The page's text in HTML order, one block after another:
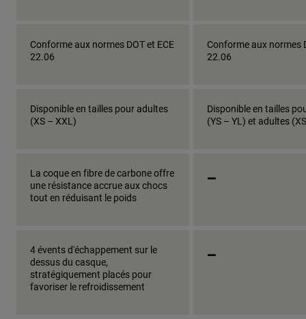
Conforme aux normes DOT et ECE
22.06
Conforme aux normes
22.06
Disponible en tailles pour adultes
(XS – XXL)
Disponible en tailles
(YS – YL) et adultes
La coque en fibre de carbone offre
une résistance accrue aux chocs
tout en réduisant le poids
_
4 évents d'échappement sur le
dessus du casque,
stratégiquement placés pour
favoriser le refroidissement
_